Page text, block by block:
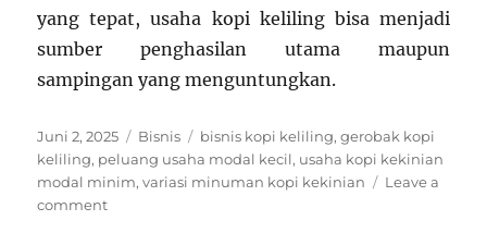
yang tepat, usaha kopi keliling bisa menjadi
sumber penghasilan utama maupun
sampingan yang menguntungkan.
Posted
on
Juni 2, 2025 Categories
Bisnis Tags
bisnis kopi keliling,gerobak kopi
keliling, peluang usaha modal kecil, usaha kopi kekinian
modal minim,variasi minuman kopi kekinian
Leave a
commenton